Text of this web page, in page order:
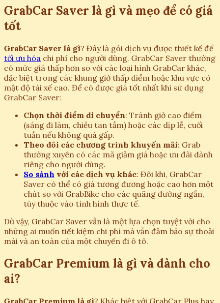
GrabCar Saver là gì và mẹo để có giá
tốt
GrabCar Saver là gì? Đây là gói dịch vụ được thiết kế để
tối ưu hóa chi phí cho người dùng. GrabCar Saver thường
có mức giá thấp hơn so với các loại hình GrabCar khác,
đặc biệt trong các khung giờ thấp điểm hoặc khu vực có
mật độ tài xế cao. Để có được giá tốt nhất khi sử dụng
GrabCar Saver:
Chọn thời điểm di chuyển: Tránh giờ cao điểm
(sáng đi làm, chiều tan tầm) hoặc các dịp lễ, cuối
tuần nếu không quá gấp.
Theo dõi các chương trình khuyến mãi: Grab
thường xuyên có các mã giảm giá hoặc ưu đãi dành
riêng cho người dùng.
So sánh với các dịch vụ khác: Đôi khi, GrabCar
Saver có thể có giá tương đương hoặc cao hơn một
chút so với GrabBike cho các quãng đường ngắn,
tùy thuộc vào tình hình thực tế.
Dù vậy, GrabCar Saver vẫn là một lựa chọn tuyệt vời cho
những ai muốn tiết kiệm chi phí mà vẫn đảm bảo sự thoải
mái và an toàn của một chuyến đi ô tô.
GrabCar Premium là gì và dành cho
ai?